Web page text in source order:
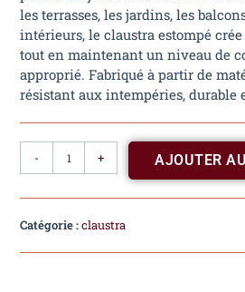
les terrasses, les jardins, les
intérieurs, le claustra estompé
tout en maintenant un niveau de
approprié. Fabriqué à partir de
résistant aux intempéries, durable
- + AJOUTER
Catégorie :claustra